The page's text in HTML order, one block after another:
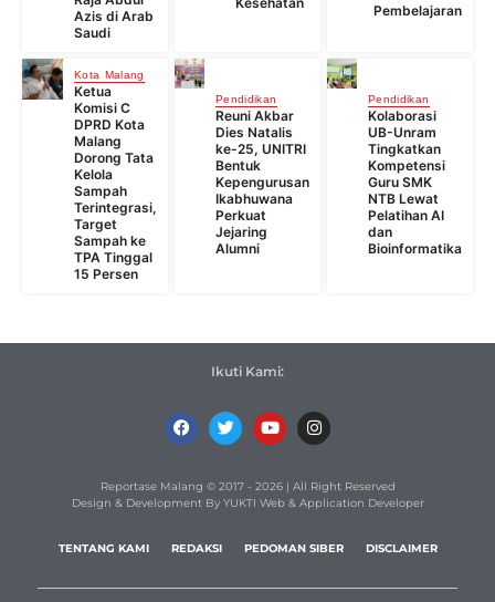
Azis di Arab
Saudi
Pembelajaran
Kota Malang
Ketua
Komisi C
DPRD Kota
Malang
Dorong Tata
Kelola
Sampah
Terintegrasi,
Target
Sampah ke
TPA Tinggal
15 Persen
Pendidikan
Reuni Akbar
Dies Natalis
ke-25, UNITRI
Bentuk
Kepengurusan
Ikabhuwana
Perkuat
Jejaring
Alumni
Pendidikan
Kolaborasi
UB-Unram
Tingkatkan
Kompetensi
Guru SMK
NTB Lewat
Pelatihan AI
dan
Bioinformatika
Ikuti Kami:
Reportase Malang © 2017 - 2026 | All Right Reserved
Design & Development By YUKTI Web & Application Developer
TENTANG KAMI REDAKSI PEDOMAN SIBER DISCLAIMER